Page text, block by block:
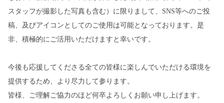
スタッフが撮影した写真も含む）に限りまして、SNS等へのご投
稿、及びアイコンとしてのご使用は可能となっております。是
非、積極的にご活用いただけますと幸いです。
今後も応援してくださる全ての皆様に楽しんでいただける環境を
提供するため、より尽力して参ります。
皆様、ご理解ご協力のほど何卒よろしくお願い申し上げます。